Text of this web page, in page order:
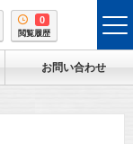
0
閲覧履歴
お問い合わせ